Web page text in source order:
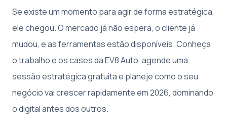
Se existe um momento para agir de forma estratégica,
ele chegou. O mercado já não espera, o cliente já
mudou, e as ferramentas estão disponíveis. Conheça
o trabalho e os cases da EV8 Auto, agende uma
sessão estratégica gratuita e planeje como o seu
negócio vai crescer rapidamente em 2026, dominando
o digital antes dos outros.